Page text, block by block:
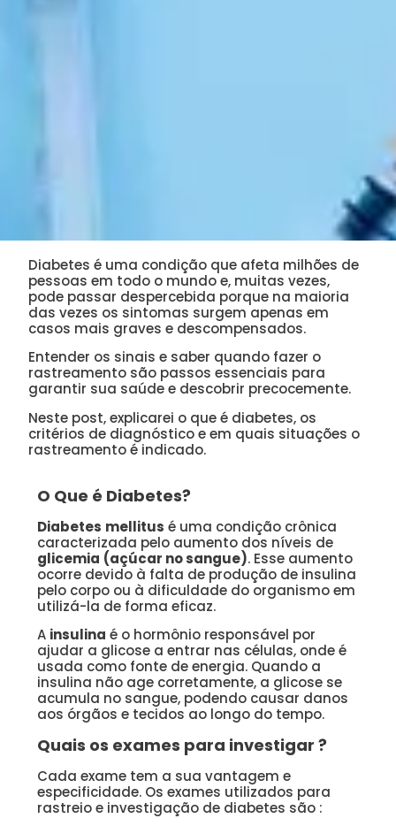
Diabetes é uma condição que afeta milhões de
pessoas em todo o mundo e, muitas vezes,
pode passar despercebida porque na maioria
das vezes os sintomas surgem apenas em
casos mais graves e descompensados.
Entender os sinais e saber quando fazer o
rastreamento são passos essenciais para
garantir sua saúde e descobrir precocemente.
Neste post, explicarei o que é diabetes, os
critérios de diagnóstico e em quais situações o
rastreamento é indicado.
O Que é Diabetes?
Diabetes mellitus é uma condição crônica
caracterizada pelo aumento dos níveis de
glicemia (açúcar no sangue). Esse aumento
ocorre devido à falta de produção de insulina
pelo corpo ou à dificuldade do organismo em
utilizá-la de forma eficaz.
A insulina é o hormônio responsável por
ajudar a glicose a entrar nas células, onde é
usada como fonte de energia. Quando a
insulina não age corretamente, a glicose se
acumula no sangue, podendo causar danos
aos órgãos e tecidos ao longo do tempo.
Quais os exames para investigar ?
Cada exame tem a sua vantagem e
especificidade. Os exames utilizados para
rastreio e investigação de diabetes são :